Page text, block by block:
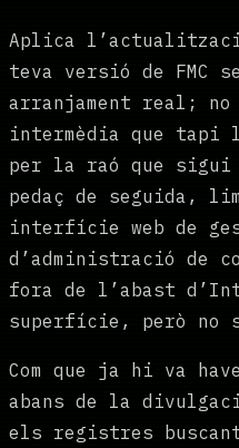
Aplica
teva versió de FMC
arranjament real;
intermèdia que
per la raó que
pedaç de seguida,
interfície web de
d’administració de
fora de l’abast
superfície, però no
Com que ja hi va
abans de la
els registres